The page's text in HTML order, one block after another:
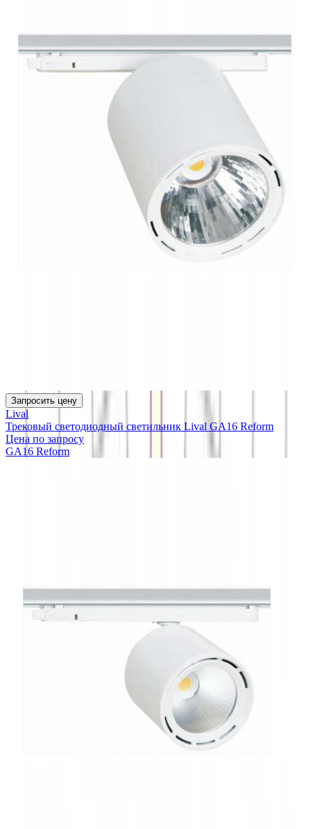
Запросить цену
Lival
Трековый светодиодный светильник Lival GA16 Reform
Цена по запросу
GA16 Reform